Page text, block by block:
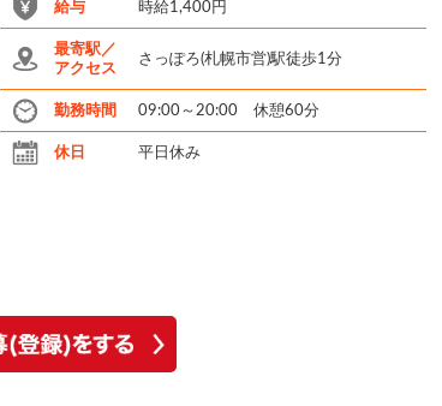
給与 時給1,400円
最寄駅／
アクセス
さっぽろ(札幌市営)駅徒歩1分
勤務時間 09:00～20:00 休憩60分
休日 平日休み